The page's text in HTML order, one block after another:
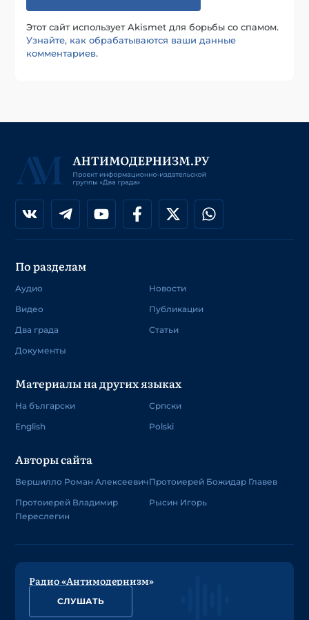
Этот сайт использует Akismet для борьбы со спамом.
Узнайте, как обрабатываются ваши данные
комментариев.
По разделам
Аудио
Видео
Два града
Документы
Новости
Публикации
Статьи
Материалы на других языках
На български
English
Српски
Polski
Авторы сайта
Вершилло Роман Алексеевич
Протоиерей Владимир
Переслегин
Протоиерей Божидар Главев
Рысин Игорь
Радио «Антимодернизм»
СЛУШАТЬ